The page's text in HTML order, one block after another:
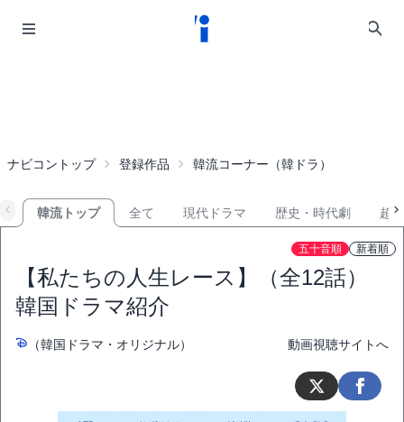
ナビコントップ 登録作品 韓流コーナー（韓ドラ）
韓流トップ 全て 現代ドラマ 歴史・時代劇 超
五十音順 新着順
【私たちの人生レース】（全12話）
韓国ドラマ紹介
（韓国ドラマ・オリジナル） 動画視聴サイトへ